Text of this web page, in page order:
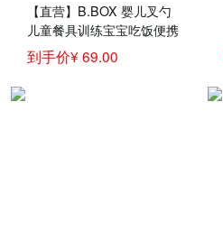
【直营】B.BOX 婴儿叉勺
儿童餐具训练宝宝吃饭便携
叉子汤勺趣味装
到手价¥ 69.00